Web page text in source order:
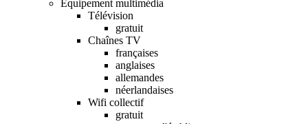
Equipement multimédia
Télévision
gratuit
Chaînes TV
françaises
anglaises
allemandes
néerlandaises
Wifi collectif
gratuit